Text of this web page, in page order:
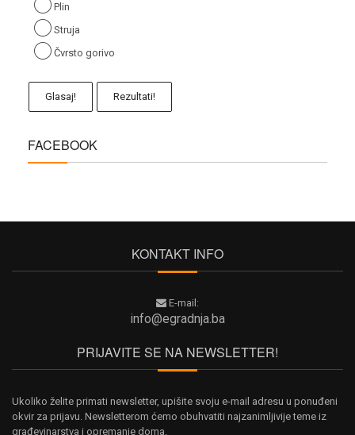
Plin
Struja
Čvrsto gorivo
Glasaj! Rezultati!
FACEBOOK
KONTAKT INFO
E-mail:
info@egradnja.ba
PRIJAVITE SE NA NEWSLETTER!
Ukoliko želite primati newsletter, upišite svoju e-mail adresu u ponuđeni
okvir za prijavu. Newsletterom ćemo obuhvatiti najzanimljivije teme iz
građevinarstva i opremanje doma.